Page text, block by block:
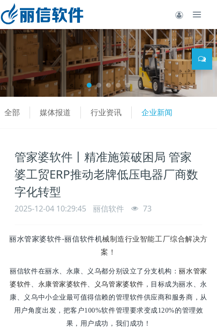
全部 媒体报道 行业资讯 企业新闻
管家婆软件丨精准施策破困局 管家
婆工贸ERP推动老牌低压电器厂商数
字化转型
2025-12-04 10:29:45 丽信软件 73
丽水管家婆软件-丽信软件机械制造行业智能工厂综合解决方
案！
丽信软件在丽水、永康、义乌都分别设立了分支机构： 丽水管家
婆软件、 永康管家婆软件、 义乌管家婆软件 ，目标成为丽水、永
康、义乌中小企业最可值得信赖的管理软件供应商和服务商，从
用户角度出发，把客户100%软件管理要求变成120%的管理效
果，用户成功，我们成功！